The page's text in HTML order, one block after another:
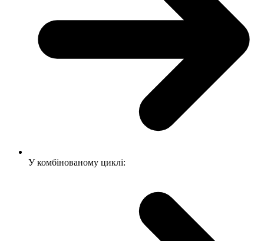
У комбінованому циклі: